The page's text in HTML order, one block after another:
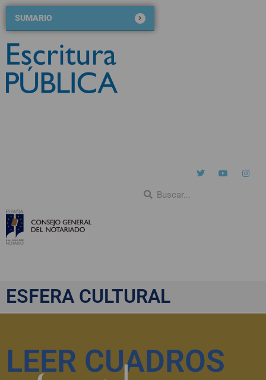
SUMARIO
ESFERA CULTURAL
LEER CUADROS